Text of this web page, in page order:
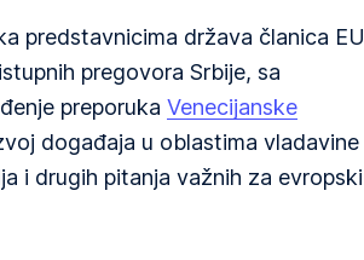
predstavnicima država članica EU
pregovora Srbije, sa
preporuka Venecijanske
događaja u oblastima vladavine
i drugih pitanja važnih za evropski